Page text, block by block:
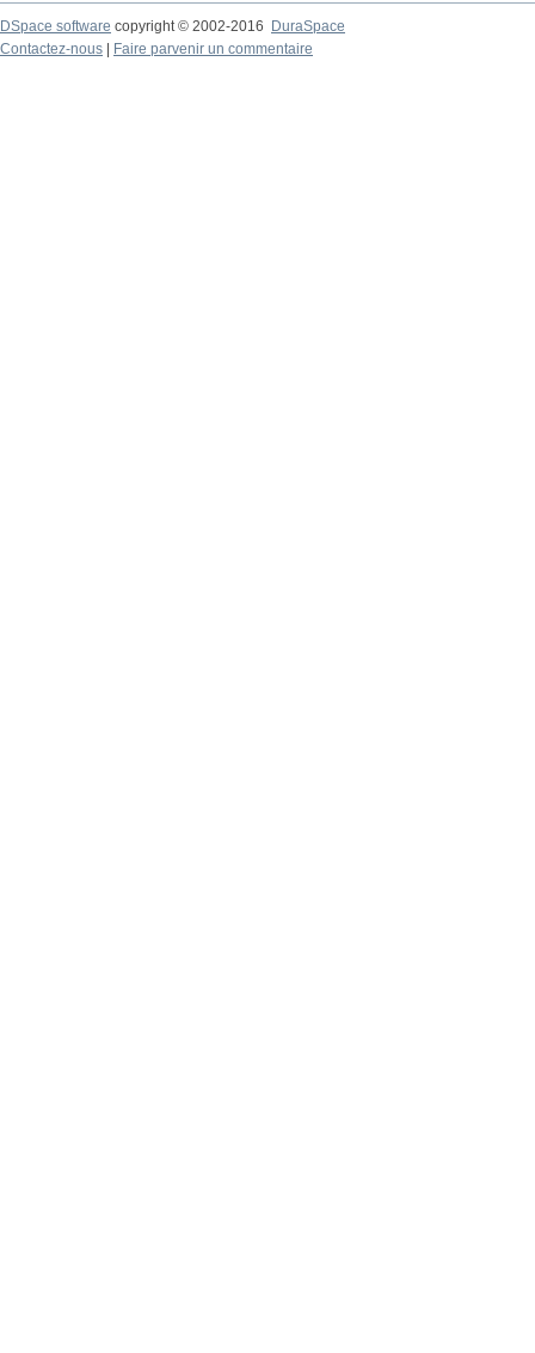
DSpace software copyright © 2002-2016
DuraSpace
Contactez-nous
Faire parvenir un commentaire